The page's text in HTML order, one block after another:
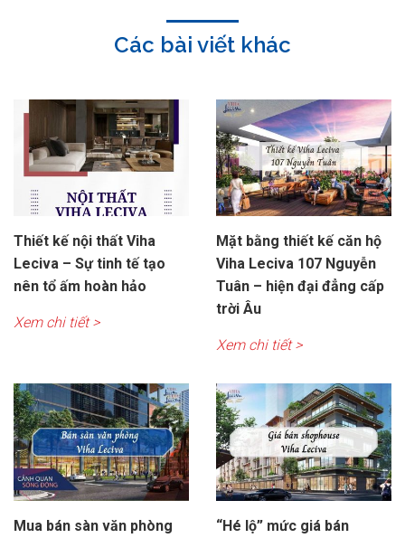
Các bài viết khác
Thiết kế nội thất Viha
Leciva – Sự tinh tế tạo
nên tổ ấm hoàn hảo
Xem chi tiết >
Mặt bằng thiết kế căn hộ
Viha Leciva 107 Nguyễn
Tuân – hiện đại đẳng cấp
trời Âu
Xem chi tiết >
Mua bán sàn văn phòng
“Hé lộ” mức giá bán